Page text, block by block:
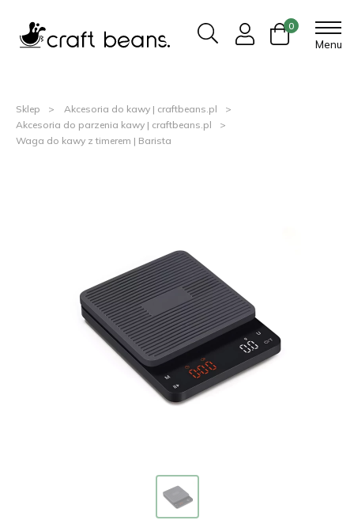
Menu
0
Sklep
Akcesoria do kawy | craftbeans.pl
Akcesoria do parzenia kawy | craftbeans.pl
Waga do kawy z timerem | Barista